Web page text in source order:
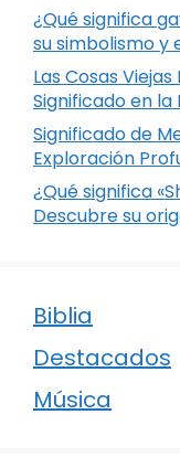
¿Qué significa
su simbolismo y
Las Cosas
Significado en la
Significado de
Exploración
¿Qué significa
Descubre su
Biblia
Destacados
Música